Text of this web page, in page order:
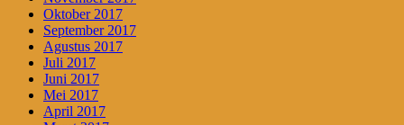
Oktober 2017
September 2017
Agustus 2017
Juli 2017
Juni 2017
Mei 2017
April 2017